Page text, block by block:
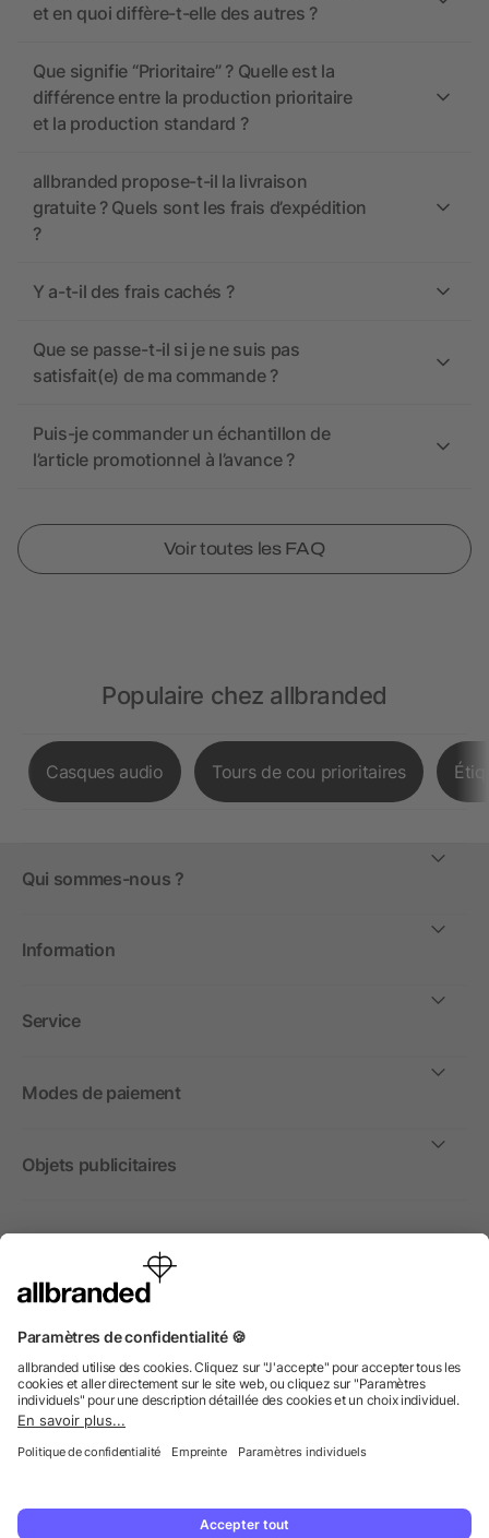
et en quoi diffère-t-elle des autres ?
Que signifie “Prioritaire” ? Quelle est la
différence entre la production prioritaire
et la production standard ?
allbranded propose-t-il la livraison
gratuite ? Quels sont les frais d’expédition
?
Y a-t-il des frais cachés ?
Que se passe-t-il si je ne suis pas
satisfait(e) de ma commande ?
Puis-je commander un échantillon de
l’article promotionnel à l’avance ?
Voir toutes les FAQ
Populaire chez allbranded
Casques audio Tours de cou prioritaires
Qui sommes-nous ?
Information
Service
Modes de paiement
Objets publicitaires
International
Nous commercialisons nos objets publicitaires et articles
non aux personnes privées.